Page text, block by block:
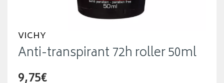
VICHY
Anti-transpirant 72h roller 50ml